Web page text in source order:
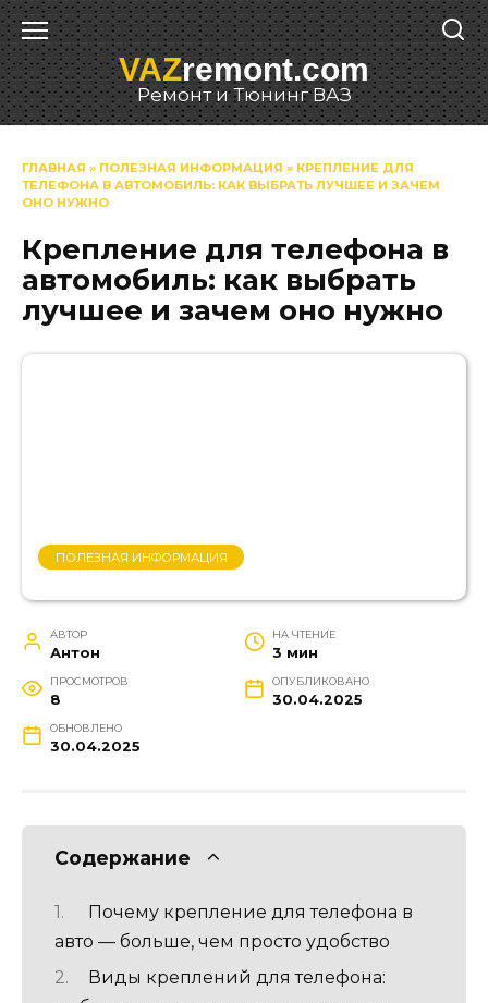
Перейти
к
содержаниюVAZremont.com
Ремонт и Тюнинг ВАЗ
ГЛАВНАЯ » ПОЛЕЗНАЯ ИНФОРМАЦИЯ » КРЕПЛЕНИЕ ДЛЯ
ТЕЛЕФОНА В АВТОМОБИЛЬ: КАК ВЫБРАТЬ ЛУЧШЕЕ И ЗАЧЕМ
ОНО НУЖНО
Крепление для телефона в
автомобиль: как выбрать
лучшее и зачем оно нужно
ПОЛЕЗНАЯ ИНФОРМАЦИЯ
АВТОР
Антон
НА ЧТЕНИЕ
3 мин
ПРОСМОТРОВ
8
ОПУБЛИКОВАНО
30.04.2025
ОБНОВЛЕНО
30.04.2025
Содержание
Почему крепление для телефона в
авто — больше, чем просто удобство
Виды креплений для телефона: